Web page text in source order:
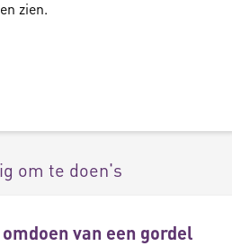
zien.
om te doen's
van een gordel